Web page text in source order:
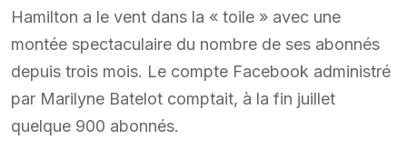
Hamilton a le vent dans la « toile » avec une
montée spectaculaire du nombre de ses abonnés
depuis trois mois. Le compte Facebook administré
par Marilyne Batelot comptait, à la fin juillet
quelque 900 abonnés.